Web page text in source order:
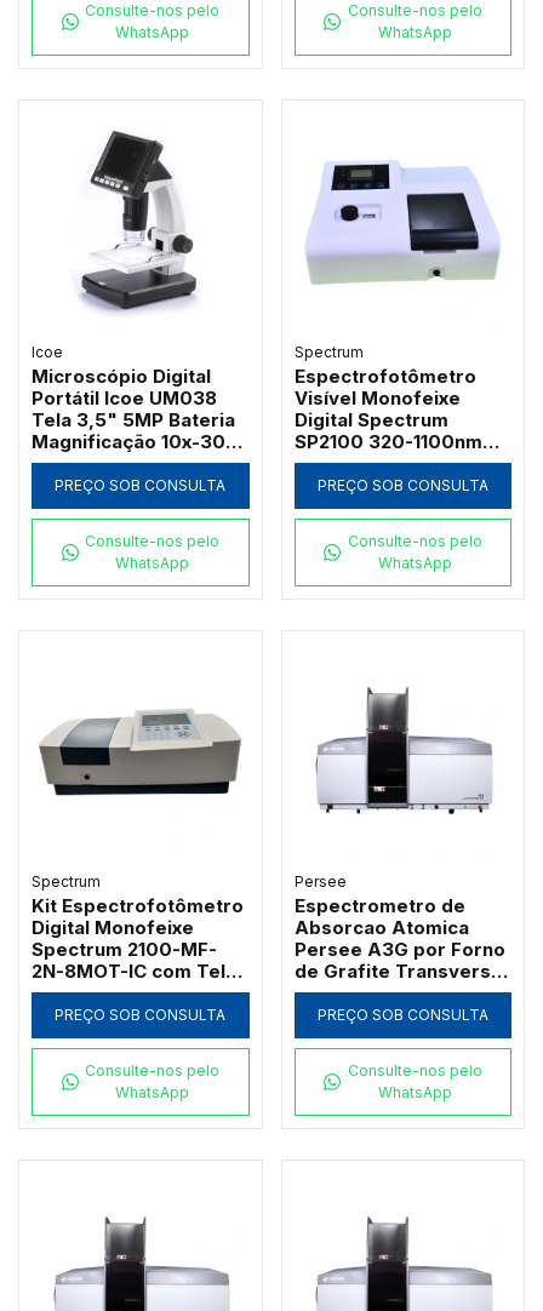
Consulte-nos pelo
WhatsApp
Consulte-nos pelo
WhatsApp
Icoe
Microscópio Digital
Portátil Icoe UM038
Tela 3,5" 5MP Bateria
Magnificação 10x-300x
e Iluminação LED
PREÇO SOB CONSULTA
Consulte-nos pelo
WhatsApp
Spectrum
Espectrofotômetro
Visível Monofeixe
Digital Spectrum
SP2100 320-1100nm
com Suporte 4
Cubetas de 50mm e
Software PC
PREÇO SOB CONSULTA
Consulte-nos pelo
WhatsApp
Spectrum
Kit Espectrofotômetro
Digital Monofeixe
Spectrum 2100-MF-
2N-8MOT-IC com Tela
de 7" Banda 2nm 21
CFR e Carrossel 8
Posições
PREÇO SOB CONSULTA
Consulte-nos pelo
WhatsApp
Persee
Espectrometro de
Absorcao Atomica
Persee A3G por Forno
de Grafite Transversal
com Correcao D2 e SR
PREÇO SOB CONSULTA
Consulte-nos pelo
WhatsApp